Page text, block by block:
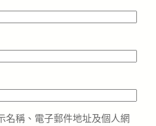
名稱、電子郵件地址及個人網